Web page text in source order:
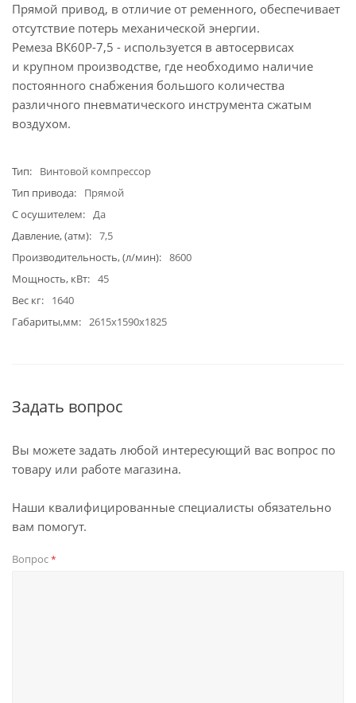
Прямой привод, в отличие от ременного, обеспечивает
отсутствие потерь механической энергии.
Ремеза ВК60Р-7,5 - используется в автосервисах
и крупном производстве, где необходимо наличие
постоянного снабжения большого количества
различного пневматического инструмента сжатым
воздухом.
Тип
Винтовой компрессор
Тип привода
Прямой
С осушителем
Да
Давление, (атм)
7,5
Производительность, (л/мин)
8600
Мощность, кВт
45
Вес кг
1640
Габариты,мм
2615х1590х1825
Задать вопрос
Вы можете задать любой интересующий вас вопрос по
товару или работе магазина.
Наши квалифицированные специалисты обязательно
вам помогут.
Вопрос*